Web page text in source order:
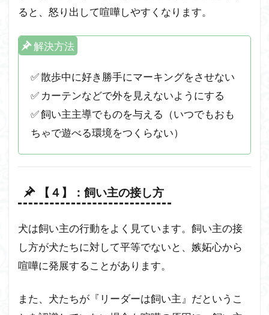
ると、怒り出して喧嘩しやすくなります。
解決方法
✅ 散歩中に好き勝手にマーキングをさせない
✅ カーテンなどで外を見えないようにする
✅ 飼い主主導でものを与える（いつでもおも
ちゃで遊べる環境をつくらない）
【４】：飼い主の接し方
犬は飼い主の行動をよく見ています。飼い主の接
し方が犬たちに対して平等でないと、嫉妬心から
喧嘩に発展することがあります。
また、犬たちが『リーダーは飼い主』だというこ